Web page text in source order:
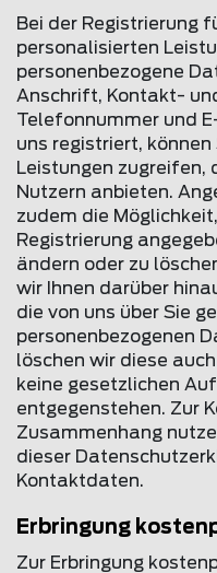
Bei der Registrierung
personalisierten
personenbezogene
Anschrift, Kontakt-
Telefonnummer und
uns registriert,
Leistungen zugreifen,
Nutzern anbieten.
zudem die
Registrierung
ändern oder zu
wir Ihnen darüber
die von uns über Sie
personenbezogenen
löschen wir diese
keine gesetzlichen
entgegenstehen. Zur
Zusammenhang
dieser
Kontaktdaten.
Erbringung
Zur Erbringung